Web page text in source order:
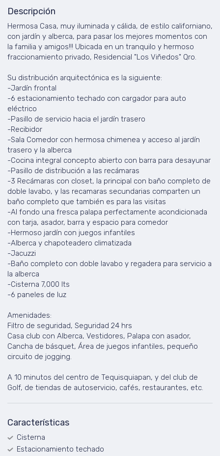
Descripción
Hermosa Casa, muy iluminada y cálida, de estilo californiano,
con jardín y alberca, para pasar los mejores momentos con
la familia y amigos!!! Ubicada en un tranquilo y hermoso
fraccionamiento privado, Residencial "Los Viñedos" Qro.
Su distribución arquitectónica es la siguiente:
-Jardín frontal
-6 estacionamiento techado con cargador para auto
eléctrico
-Pasillo de servicio hacia el jardín trasero
-Recibidor
-Sala Comedor con hermosa chimenea y acceso al jardín
trasero y la alberca
-Cocina integral concepto abierto con barra para desayunar
-Pasillo de distribución a las recámaras
-3 Recámaras con closet, la principal con baño completo de
doble lavabo, y las recamaras secundarias comparten un
baño completo que también es para las visitas
-Al fondo una fresca palapa perfectamente acondicionada
con tarja, asador, barra y espacio para comedor
-Hermoso jardín con juegos infantiles
-Alberca y chapoteadero climatizada
-Jacuzzi
-Baño completo con doble lavabo y regadera para servicio a
la alberca
-Cisterna 7,000 lts
-6 paneles de luz
Amenidades:
Filtro de seguridad, Seguridad 24 hrs
Casa club con Alberca, Vestidores, Palapa con asador,
Cancha de básquet, Área de juegos infantiles, pequeño
circuito de jogging.
A 10 minutos del centro de Tequisquiapan, y del club de
Golf, de tiendas de autoservicio, cafés, restaurantes, etc.
Características
Cisterna
Estacionamiento techado